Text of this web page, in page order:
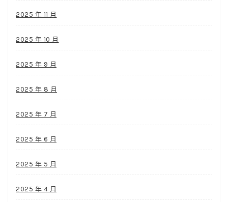
2025 年 11 月
2025 年 10 月
2025 年 9 月
2025 年 8 月
2025 年 7 月
2025 年 6 月
2025 年 5 月
2025 年 4 月